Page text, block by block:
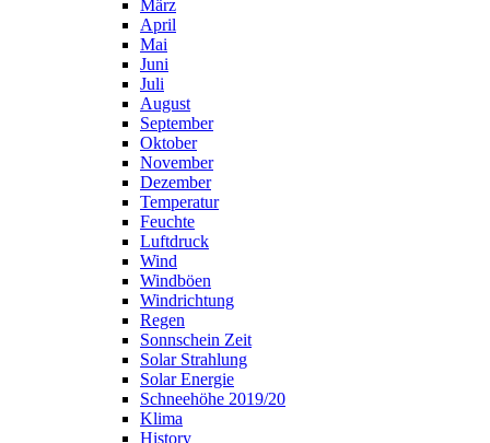
März
April
Mai
Juni
Juli
August
September
Oktober
November
Dezember
Temperatur
Feuchte
Luftdruck
Wind
Windböen
Windrichtung
Regen
Sonnschein Zeit
Solar Strahlung
Solar Energie
Schneehöhe 2019/20
Klima
History